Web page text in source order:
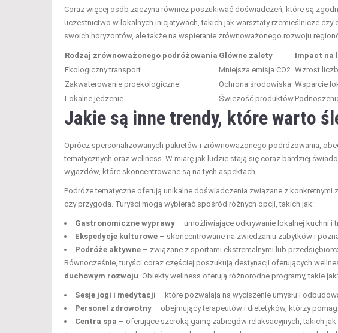
Coraz więcej osób zaczyna również poszukiwać doświadczeń, które są
uczestnictwo w lokalnych inicjatywach, takich jak warsztaty rzemieślnicze czy
swoich horyzontów, ale także na wspieranie zrównoważonego rozwoju
Rodzaj zrównoważonego podróżowania Główne zalety
Impact na
Ekologiczny transport
Mniejsza emisja CO2 Wzrost
Zakwaterowanie proekologiczne
Ochrona środowiska Wsparcie
Lokalne jedzenie
Świeżość produktów
Jakie są inne trendy, które warto
Oprócz spersonalizowanych pakietów i zrównoważonego podróżowania,
tematycznych oraz wellness. W miarę jak ludzie stają się coraz bardziej
wyjazdów, które skoncentrowane są na tych aspektach.
Podróże tematyczne oferują unikalne doświadczenia związane z
czy przygoda. Turyści mogą wybierać spośród różnych opcji, takich jak:
Gastronomiczne wyprawy – umożliwiające odkrywanie lokalnej kuchni i
Ekspedycje kulturowe – skoncentrowane na zwiedzaniu zabytków i
Podróże aktywne – związane z sportami ekstremalnymi lub
Równocześnie, turyści coraz częściej poszukują destynacji oferujących
duchowym rozwoju . Obiekty wellness oferują różnorodne programy, takie jak:
Sesje jogi i medytacji – które pozwalają na wyciszenie umysłu i
Personel zdrowotny – obejmujący terapeutów i dietetyków, którzy
Centra spa – oferujące szeroką gamę zabiegów relaksacyjnych, takich